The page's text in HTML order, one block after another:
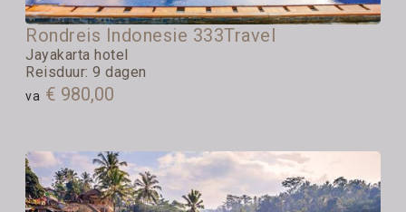
Rondreis Indonesie 333Travel
Jayakarta hotel
Reisduur: 9 dagen
va € 980,00